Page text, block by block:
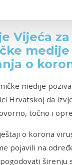
Vijeća za
medije
o
medije
Hrvatskoj da
točno i
o korona
pojavili na
širenju